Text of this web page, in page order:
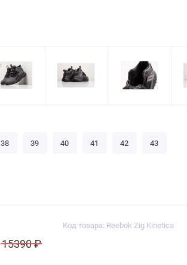
Код товара: Reebok Zig Kinetica
15390 ₽
38 39 40 41 42 43